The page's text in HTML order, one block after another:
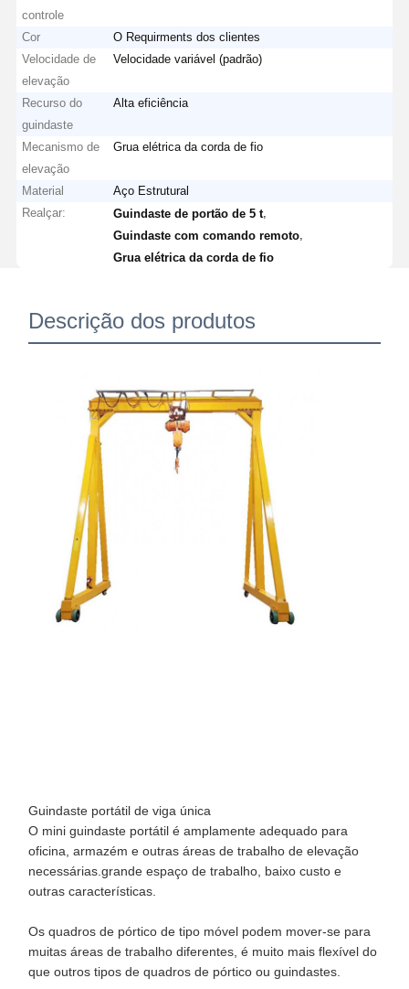
Casa Produtos Vídeos
Quem
Somos
controle
Cor
O Requirments dos clientes
Velocidade de
elevação
Velocidade variável (padrão)
Recurso do
guindaste
Alta eficiência
Mecanismo de
elevação
Grua elétrica da corda de fio
Material
Aço Estrutural
Realçar:
Guindaste de portão de 5 t
Guindaste com comando remoto
Grua elétrica da corda de fio
Descrição dos produtos
Guindaste portátil de viga única
O mini guindaste portátil é amplamente adequado para
oficina, armazém e outras áreas de trabalho de elevação
necessárias.grande espaço de trabalho, baixo custo e
outras características.
Os quadros de pórtico de tipo móvel podem mover-se para
muitas áreas de trabalho diferentes, é muito mais flexível do
que outros tipos de quadros de pórtico ou guindastes.